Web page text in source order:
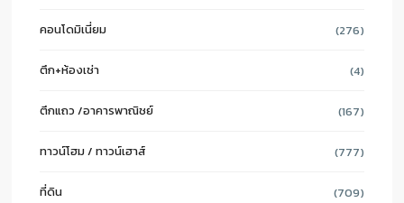
คอนโดมิเนี่ยม (276)
ตึก+ห้องเช่า (4)
ตึกแถว /อาคารพาณิชย์ (167)
ทาวน์โฮม / ทาวน์เฮาส์ (777)
ที่ดิน (709)